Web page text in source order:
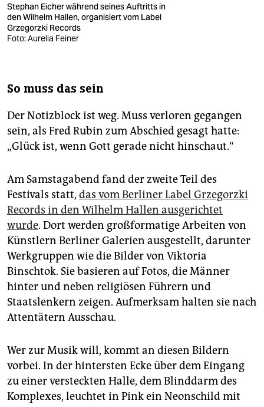
Stephan Eicher während seines Auftritts in
den Wilhelm Hallen, organisiert vom Label
Grzegorzki Records
Foto: Aurelia Feiner
So muss das sein
Der Notizblock ist weg. Muss verloren gegangen
sein, als Fred Rubin zum Abschied gesagt hatte:
„Glück ist, wenn Gott gerade nicht hinschaut.“
Am Samstagabend fand der zweite Teil des
Festivals statt, das vom Berliner Label Grzegorzki
Records in den Wilhelm Hallen ausgerichtet
wurde. Dort werden großformatige Arbeiten von
Künstlern Berliner Galerien ausgestellt, darunter
Werkgruppen wie die Bilder von Viktoria
Binschtok. Sie basieren auf Fotos, die Männer
hinter und neben religiösen Führern und
Staatslenkern zeigen. Aufmerksam halten sie nach
Attentätern Ausschau.
Wer zur Musik will, kommt an diesen Bildern
vorbei. In der hintersten Ecke über dem Eingang
zu einer versteckten Halle, dem Blinddarm des
Komplexes, leuchtet in Pink ein Neonschild mit